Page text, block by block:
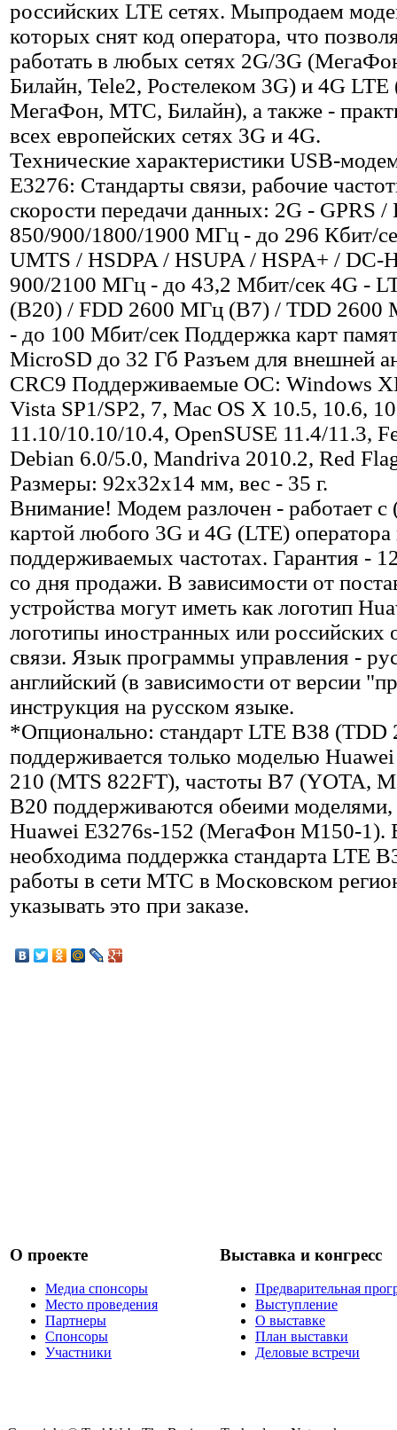
российских LTE сетях. Мыпродаем
которых снят код оператора, что
работать в любых сетях 2G/3G
Билайн, Tele2, Ростелеком 3G) и 4G
МегаФон, МТС, Билайн), а также -
всех европейских сетях 3G и 4G.
Технические характеристики USB-
E3276: Стандарты связи, рабочие
скорости передачи данных: 2G - GPRS /
850/900/1800/1900 МГц - до 296 Кбит/
UMTS / HSDPA / HSUPA / HSPA+ / DC-
900/2100 МГц - до 43,2 Мбит/сек 4G -
(В20) / FDD 2600 МГц (B7) / TDD
- до 100 Мбит/сек Поддержка карт
MicroSD до 32 Гб Разъем для внешней
CRC9 Поддерживаемые OC: Windows
Vista SP1/SP2, 7, Mac OS X 10.5, 10.6,
11.10/10.10/10.4, OpenSUSE 11.4/11.3,
Debian 6.0/5.0, Mandriva 2010.2, Red
Размеры: 92х32х14 мм, вес - 35 г.
Внимание! Модем разлочен - работает с
картой любого 3G и 4G (LTE) оператора
поддерживаемых частотах. Гарантия -
со дня продажи. В зависимости от
устройства могут иметь как логотип
логотипы иностранных или российских
связи. Язык программы управления -
английский (в зависимости от версии
инструкция на русском языке.
*Опционально: стандарт LTE B38
поддерживается только моделью
210 (MTS 822FT), частоты B7 (YOTA,
B20 поддерживаются обеими моделями,
Huawei E3276s-152 (МегаФон М150-1).
необходима поддержка стандарта LTE
работы в сети МТС в Московском
указывать это при заказе.
О проекте
Медиа спонсоры
Место проведения
Партнеры
Спонсоры
Участники
Выставка и конгресс
Предварительная
Выступление
О выставке
План выставки
Деловые встречи